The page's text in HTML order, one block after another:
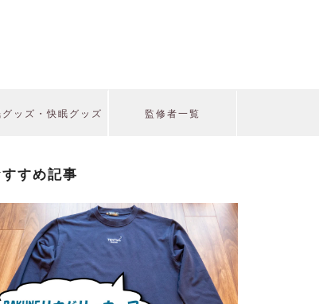
ッズ・快眠グッズ 監修者一覧
おすすめ記事